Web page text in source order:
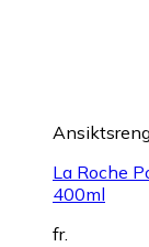
La Roche
400ml
fr.